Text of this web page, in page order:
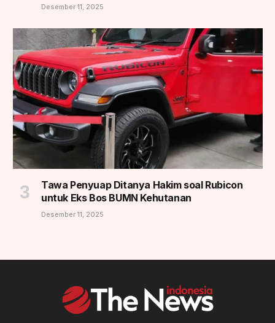
Desember 11, 2025
Tawa Penyuap Ditanya Hakim soal Rubicon
untuk Eks Bos BUMN Kehutanan
Desember 11, 2025